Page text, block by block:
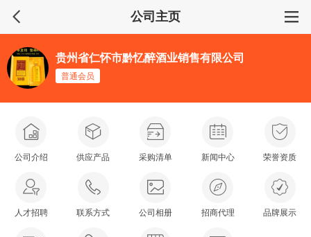
公司主页
贵州省仁怀市黔忆醉酒业销售有限公司
普通会员
公司介绍 供应产品 采购清单 新闻中心 荣誉资质
人才招聘 联系方式 公司相册 招商代理 品牌展示